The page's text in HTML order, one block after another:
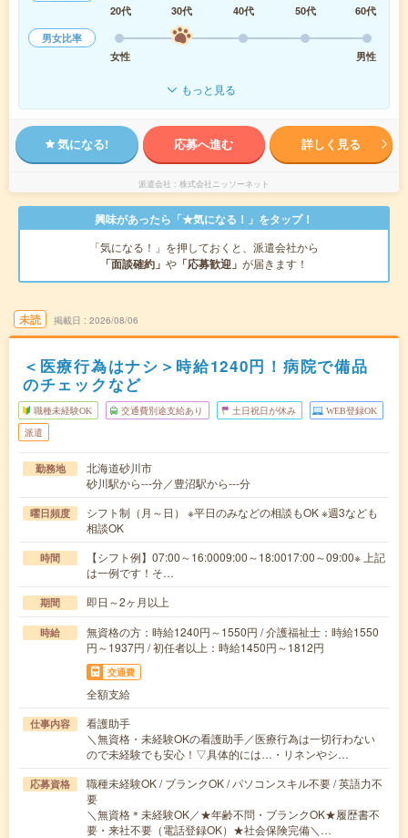
20代
30代 40代 50代
60代
男女比率
女性
男性
もっと見る
気になる! 応募へ進む 詳しく見る
派遣会社 株式会社ニッソーネット
興味があったら「★気になる！」をタップ！
「気になる！」を押しておくと、派遣会社から
「面談確約」 や 「応募歓迎」 が届きます！
未読 掲載日 2026/08/06
＜医療行為はナシ＞時給1240円！病院で備品
のチェックなど
職種未経験OK 交通費別途支給あり 土日祝日が休み WEB登録OK
派遣
勤務地
北海道砂川市
砂川駅から---分／豊沼駅から---分
曜日頻度
シフト制（月～日） ※平日のみなどの相談もOK ※週3なども
相談OK
時間
【シフト例】07:00～16:0009:00～18:0017:00～09:00※ 上記
は一例です！そ…
期間 即日～2ヶ月以上
時給
無資格の方：時給1240円～1550円 / 介護福祉士：時給1550
円～1937円 / 初任者以上：時給1450円～1812円
交通費
全額支給
仕事内容
看護助手
＼無資格・未経験OKの看護助手／医療行為は一切行わない
ので未経験でも安心！▽具体的には…・リネンやシ…
応募資格
職種未経験OK / ブランクOK / パソコンスキル不要 / 英語力不
要
＼無資格＊未経験OK／★年齢不問・ブランクOK★履歴書不
要・来社不要（電話登録OK）★社会保険完備＼…